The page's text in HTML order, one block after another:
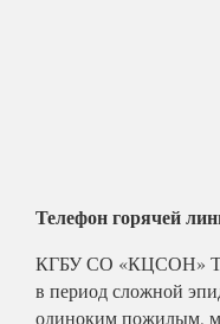
Телефон горячей
КГБУ СО «КЦСОН»
в период сложной
одиноким пожилым,